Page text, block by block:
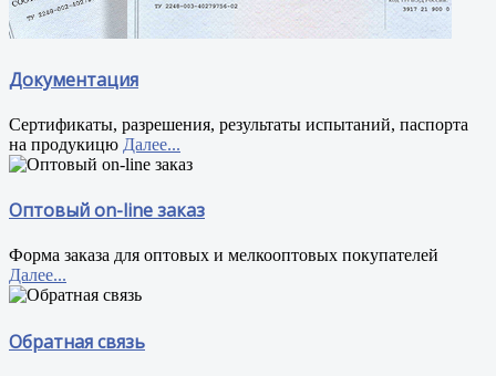
Документация
Сертификаты, разрешения, результаты испытаний, паспорта
на продукицю Далее...
Оптовый on-line заказ
Форма заказа для оптовых и мелкооптовых покупателей
Далее...
Обратная связь